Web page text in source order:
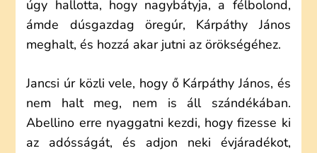
úgy hallotta, hogy nagybátyja, a félbolond,
ámde dúsgazdag öregúr, Kárpáthy János
meghalt, és hozzá akar jutni az örökségéhez.
Jancsi úr közli vele, hogy ő Kárpáthy János, és
nem halt meg, nem is áll szándékában.
Abellino erre nyaggatni kezdi, hogy fizesse ki
az adósságát, és adjon neki évjáradékot,